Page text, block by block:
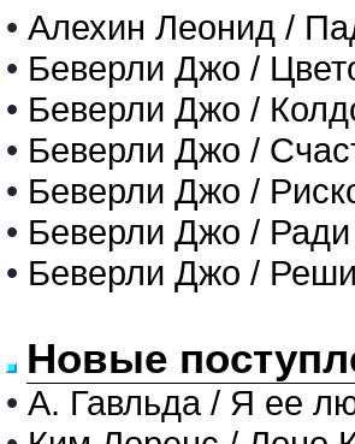
• Алехин Леонид /
• Беверли Джо /
• Беверли Джо /
• Беверли Джо /
• Беверли Джо /
• Беверли Джо /
• Беверли Джо /
Новые
• А. Гавльда / Я ее